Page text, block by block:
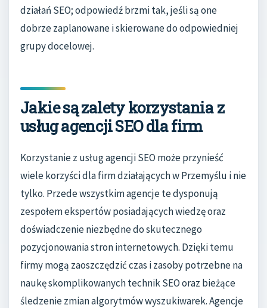
działań SEO; odpowiedź brzmi tak, jeśli są one
dobrze zaplanowane i skierowane do odpowiedniej
grupy docelowej.
Jakie są zalety korzystania z
usług agencji SEO dla firm
Korzystanie z usług agencji SEO może przynieść
wiele korzyści dla firm działających w Przemyślu i nie
tylko. Przede wszystkim agencje te dysponują
zespołem ekspertów posiadających wiedzę oraz
doświadczenie niezbędne do skutecznego
pozycjonowania stron internetowych. Dzięki temu
firmy mogą zaoszczędzić czas i zasoby potrzebne na
naukę skomplikowanych technik SEO oraz bieżące
śledzenie zmian algorytmów wyszukiwarek. Agencje